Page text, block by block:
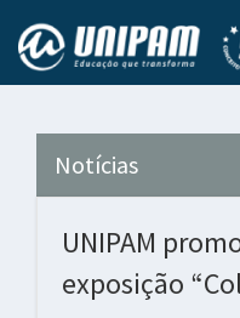
Notícias
UNIPAM
exposição